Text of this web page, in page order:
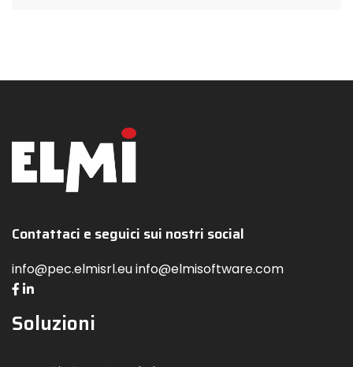
Contattaci e seguici sui nostri social
info@pec.elmisrl.eu info@elmisoftware.com
Soluzioni